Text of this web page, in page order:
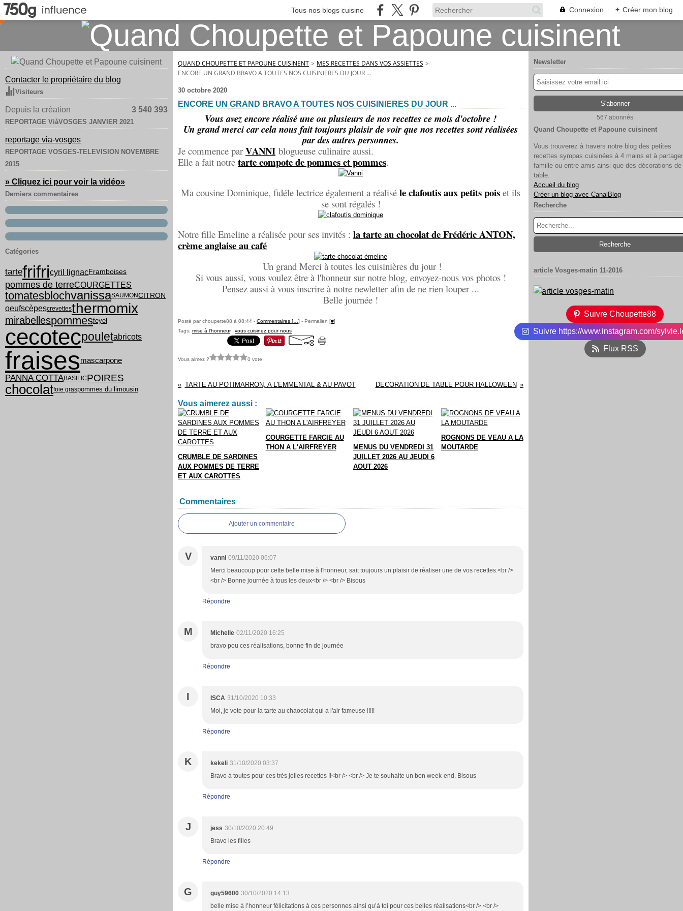
Tous nos blogs cuisine Connexion + Créer mon blog
Contacter le propriétaire du blog
Visiteurs
Depuis la création 3 540 393
REPORTAGE ViàVOSGES JANVIER 2021
reportage via-vosges
REPORTAGE VOSGES-TELEVISION NOVEMBRE
2015
» Cliquez ici pour voir la vidéo»
Derniers commentaires
Catégories
tartefrifricyril lignacFramboises
pommes de terreCOURGETTES
tomatesblochvanissaSAUMONCITRON
oeufscèpescrevettesthermomix
mirabellespommesfeyel
cecotecpouletabricots
fraisesmascarpone
PANNA COTTABASILICPOIRES
chocolatfoie graspommes du limousin
QUAND CHOUPETTE ET PAPOUNE CUISINENT > MES RECETTES DANS VOS ASSIETTES >
ENCORE UN GRAND BRAVO A TOUTES NOS CUISINIERES DU JOUR ...
30 octobre 2020
ENCORE UN GRAND BRAVO A TOUTES NOS CUISINIERES DU JOUR ...
Vous avez encore réalisé une ou plusieurs de nos recettes ce mois d'octobre !
Un grand merci car cela nous fait toujours plaisir de voir que nos recettes sont réalisées
par des autres personnes.
Je commence par VANNI blogueuse culinaire aussi.
Elle a fait notre tarte compote de pommes et pommes.
Ma cousine Dominique, fidéle lectrice également a réalisé le clafoutis aux petits pois et ils
se sont régalés !
Notre fille Emeline a réalisée pour ses invités : la tarte au chocolat de Frédéric ANTON,
crème anglaise au café
Un grand Merci à toutes les cuisinières du jour !
Si vous aussi, vous voulez être à l'honneur sur notre blog, envoyez-nous vos photos !
Pensez aussi à vous inscrire à notre newletter afin de ne rien louper ...
Belle journée !
Posté par choupette88 à 08:44 - Commentaires [ ] - Permalien [#]
Tags: mise à l'honneur, vous cuisinez pour nous
Vous aimez ? 0 vote
TARTE AU POTIMARRON, A L'EMMENTAL & AU PAVOT DECORATION DE TABLE POUR HALLOWEEN
Vous aimerez aussi :
CRUMBLE DE SARDINES
AUX POMMES DE TERRE
ET AUX CAROTTES
COURGETTE FARCIE AU
THON A L'AIRFREYER
MENUS DU VENDREDI 31
JUILLET 2026 AU JEUDI 6
AOUT 2026
ROGNONS DE VEAU A LA
MOUTARDE
Commentaires
Ajouter un commentaire
V vanni 09/11/2020 06:07
Merci beaucoup pour cette belle mise à l'honneur, sait toujours un plaisir de réaliser une de vos recettes.<br />
<br /> Bonne journée à tous les deux<br /> <br /> Bisous
Répondre
M Michelle 02/11/2020 16:25
bravo pou ces réalisations, bonne fin de journée
Répondre
I ISCA 31/10/2020 10:33
Moi, je vote pour la tarte au chaocolat qui a l'air fameuse !!!!!
Répondre
K kekeli 31/10/2020 03:37
Bravo à toutes pour ces très jolies recettes !!<br /> <br /> Je te souhaite un bon week-end. Bisous
Répondre
J jess 30/10/2020 20:49
Bravo les filles
Répondre
G guy59600 30/10/2020 14:13
belle mise à l’honneur félicitations à ces personnes ainsi qu’à toi pour ces belles réalisations<br /> <br />
Newsletter
567 abonnés
Quand Choupette et Papoune cuisinent
Vous trouverez à travers notre blog des petites
recettes sympas cuisinées à 4 mains et à
famille ou entre amis ainsi que des décorations de
table.
Accueil du blog
Créer un blog avec CanalBlog
Recherche
article Vosges-matin 11-2016
Suivre Choupette88
Suivre https://www.instagram.com/
Flux RSS